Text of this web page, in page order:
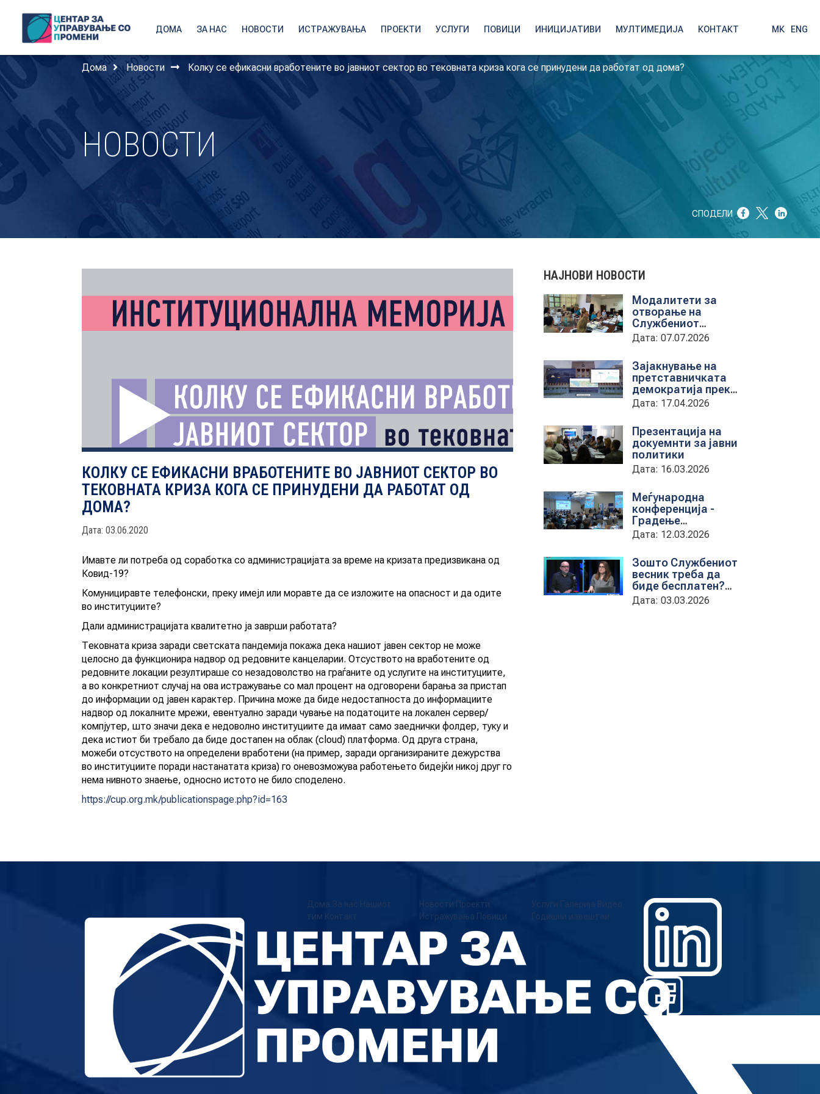
ДОМА ЗА НАС НОВОСТИ ИСТРАЖУВАЊА ПРОЕКТИ УСЛУГИ ПОВИЦИ ИНИЦИЈАТИВИ МУЛТИМЕДИЈА КОНТАКТ МК ENG
Дома Новости Колку се ефикасни вработените во јавниот сектор во тековната криза кога се принудени да работат од дома?
НОВОСТИ
СПОДЕЛИ
КОЛКУ СЕ ЕФИКАСНИ ВРАБОТЕНИТЕ ВО ЈАВНИОТ СЕКТОР ВО
ТЕКОВНАТА КРИЗА КОГА СЕ ПРИНУДЕНИ ДА РАБОТАТ ОД
ДОМА?
Дата: 03.06.2020
Имавте ли потреба од соработка со администрацијата за време на кризата предизвикана од
Ковид-19?
Комунициравте телефонски, преку имејл или моравте да се изложите на опасност и да одите
во институциите?
Дали администрацијата квалитетно ја заврши работата?
Тековната криза заради светската пандемија покажа дека нашиот јавен сектор не може
целосно да функционира надвор од редовните канцеларии. Отсуството на вработените од
редовните локации резултираше со незадоволство на граѓаните од услугите на институциите,
а во конкретниот случај на ова истражување со мал процент на одговорени барања за пристап
до информации од јавен карактер. Причина може да биде недостапноста до информациите
надвор од локалните мрежи, евентуално заради чување на податоците на локален сервер/
компјутер, што значи дека е недоволно институциите да имаат само заеднички фолдер, туку и
дека истиот би требало да биде достапен на облак (cloud) платформа. Од друга страна,
можеби отсуството на определени вработени (на пример, заради организираните дежурства
во институциите поради настанатата криза) го оневозможува работењето бидејќи никој друг го
нема нивното знаење, односно истото не било споделено.
https://cup.org.mk/publicationspage.php?id=163
НАЈНОВИ НОВОСТИ
Модалитети за
отворање на
Службениот
весник - Средба со
претставници на
Дата: 07.07.2026
Зајакнување на
претставничката
демократија преку
дигитална алатка
kancelarii.sobranie.mk
Дата: 17.04.2026
Презентација на
докуемнти за јавни
политики
Дата: 16.03.2026
Меѓународна
конференција -
Градење
капацитети на
институциите за
обука на државни
службеници
Дата: 12.03.2026
Зошто Службениот
весник треба да
биде бесплатен?
гостување на
проектната
Дата: 03.03.2026
Дома За нас
Нашиот
тим Контакт
Новости Проекти
Истражувања Повици
Услуги Галерија Видео
Годишни извештаи